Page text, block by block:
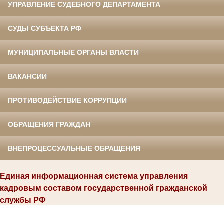
УПРАВЛЕНИЕ СУДЕБНОГО ДЕПАРТАМЕНТА
СУДЫ СУБЪЕКТА РФ
МУНИЦИПАЛЬНЫЕ ОРГАНЫ ВЛАСТИ
ВАКАНСИИ
ПРОТИВОДЕЙСТВИЕ КОРРУПЦИИ
ОБРАЩЕНИЯ ГРАЖДАН
ВНЕПРОЦЕССУАЛЬНЫЕ ОБРАЩЕНИЯ
Единая информационная система управления
кадровым составом государственной гражданской
службы РФ